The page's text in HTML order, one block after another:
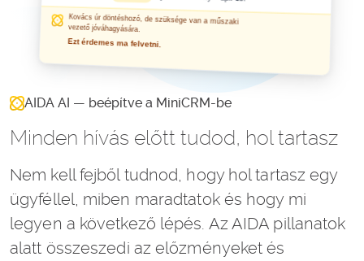
AIDA AI — beépítve a MiniCRM-be
Minden hívás előtt tudod, hol tartasz
Nem kell fejből tudnod, hogy hol tartasz egy
ügyféllel, miben maradtatok és hogy mi
legyen a következő lépés. Az AIDA pillanatok
alatt összeszedi az előzményeket és